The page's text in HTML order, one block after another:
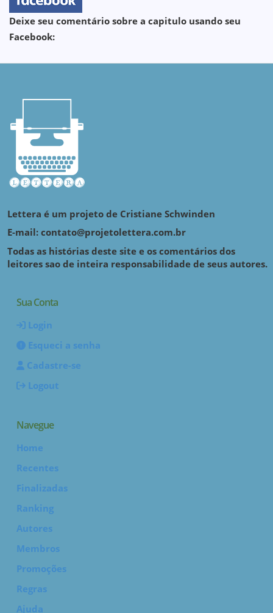
Deixe seu comentário sobre a capitulo usando seu
Facebook:
Lettera é um projeto de Cristiane Schwinden
E-mail: contato@projetolettera.com.br
Todas as histórias deste site e os comentários dos
leitores sao de inteira responsabilidade de seus autores.
Sua Conta
Login
Esqueci a senha
Cadastre-se
Logout
Navegue
Home
Recentes
Finalizadas
Ranking
Autores
Membros
Promoções
Regras
Ajuda